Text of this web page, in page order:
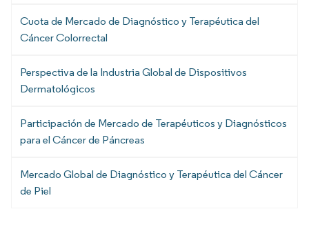
Cuota de Mercado de Diagnóstico y Terapéutica del
Cáncer Colorrectal
Perspectiva de la Industria Global de Dispositivos
Dermatológicos
Participación de Mercado de Terapéuticos y Diagnósticos
para el Cáncer de Páncreas
Mercado Global de Diagnóstico y Terapéutica del Cáncer
de Piel